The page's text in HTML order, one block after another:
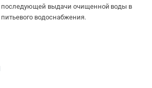
последующей выдачи очищенной воды в
водоснабжения.